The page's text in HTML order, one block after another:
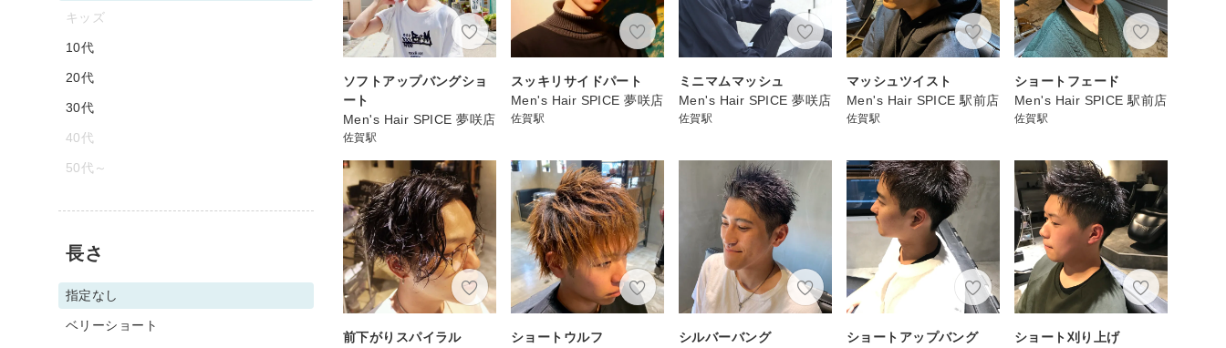
ソフトアップバングショ
ート
Men's Hair SPICE 夢咲店
佐賀駅
スッキリサイドパート
Men's Hair SPICE 夢咲店
佐賀駅
ミニマムマッシュ
Men's Hair SPICE 夢咲店
佐賀駅
マッシュツイスト
Men's Hair SPICE 駅前店
佐賀駅
ショートフェード
Men's Hair SPICE 駅前店
佐賀駅
前下がりスパイラル
ショートウルフ
シルバーバング
ショートアップバング
ショート刈り上げ
キッズ
10代
20代
30代
40代
50代～
長さ
指定なし
ベリーショート